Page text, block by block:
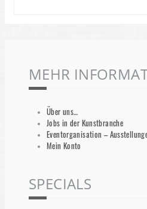
MEHR
Über uns…
Jobs in der Kunstbranche
Eventorganisation –
Mein Konto
SPECIALS